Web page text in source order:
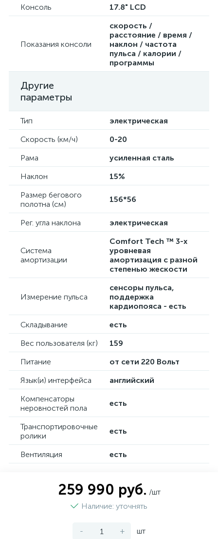
Консоль 17.8" LCD
Показания консоли
скорость /
расстояние / время /
наклон / частота
пульса / калории /
программы
Другие
параметры
Тип
электрическая
Скорость (км/ч)
0-20
Рама
усиленная сталь
Наклон
15%
Размер бегового
полотна (см)
156*56
Рег. угла наклона электрическая
Система
амортизации
Comfort Tech ™ 3-х
уровневая
амортизация с разной
степенью жескости
Измерение пульса
сенсоры пульса,
поддержка
кардиопояса - есть
Складывание
есть
Вес пользователя (кг)
159
Питание
от сети 220 Вольт
Язык(и) интерфейса
английский
Компенсаторы
неровностей пола
есть
Транспортировочные
ролики
есть
Вентиляция есть
259 990 руб. /шт
Наличие: уточнять
- + шт